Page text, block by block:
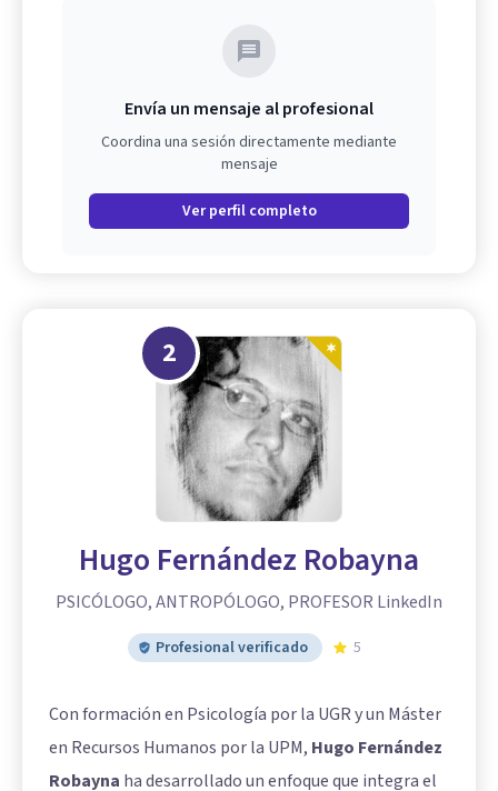
Envía un mensaje al profesional
Coordina una sesión directamente mediante
mensaje
Ver perfil completo
2
Hugo Fernández Robayna
PSICÓLOGO, ANTROPÓLOGO, PROFESOR LinkedIn
Profesional verificado 5
Con formación en Psicología por la UGR y un Máster
en Recursos Humanos por la UPM, Hugo Fernández
Robayna ha desarrollado un enfoque que integra el